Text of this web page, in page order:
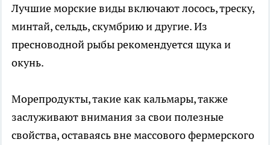
Лучшие морские виды включают лосось, треску,
минтай, сельдь, скумбрию и другие. Из
пресноводной рыбы рекомендуется щука и
окунь.
Морепродукты, такие как кальмары, также
заслуживают внимания за свои полезные
свойства, оставаясь вне массового фермерского